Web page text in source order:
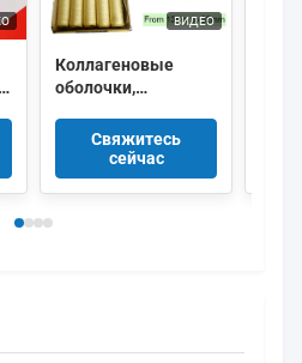
ВИДЕО
Коллагеновые
оболочки,
FDA и HALAL,
длиной 15 метров/
нить и
Свяжитесь
сейчас